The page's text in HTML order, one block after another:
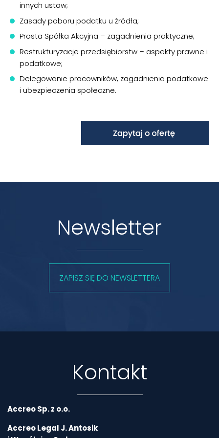
innych ustaw;
Zasady poboru podatku u źródła;
Prosta Spółka Akcyjna – zagadnienia praktyczne;
Restrukturyzacje przedsiębiorstw – aspekty prawne i
podatkowe;
Delegowanie pracowników, zagadnienia podatkowe
i ubezpieczenia społeczne.
Newsletter
ZAPISZ SIĘ DO NEWSLETTERA
Kontakt
Accreo Sp. z o.o.
Accreo Legal J. Antosik